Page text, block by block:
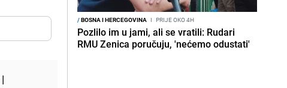
|
/BOSNA I HERCEGOVINA I PRIJE OKO 4H
Pozlilo im u jami, ali se vratili: Rudari
RMU Zenica poručuju, 'nećemo odustati'